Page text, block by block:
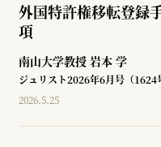
外国特許権移転登録
項
南山大学教授 岩本 学
ジュリスト2026年6月号（1624
2026.5.25